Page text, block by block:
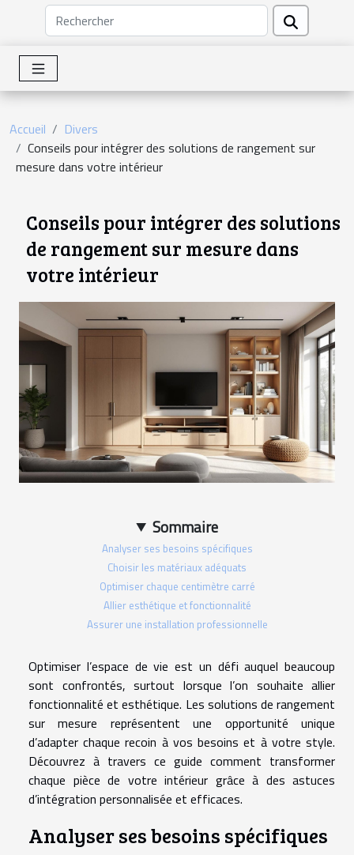
Accueil
Divers
Conseils pour intégrer des solutions de rangement sur
mesure dans votre intérieur
Conseils pour intégrer des solutions
de rangement sur mesure dans
votre intérieur
Sommaire
Analyser ses besoins spécifiques
Choisir les matériaux adéquats
Optimiser chaque centimètre carré
Allier esthétique et fonctionnalité
Assurer une installation professionnelle
Optimiser l’espace de vie est un défi auquel beaucoup
sont confrontés, surtout lorsque l’on souhaite allier
fonctionnalité et esthétique. Les solutions de rangement
sur mesure représentent une opportunité unique
d’adapter chaque recoin à vos besoins et à votre style.
Découvrez à travers ce guide comment transformer
chaque pièce de votre intérieur grâce à des astuces
d’intégration personnalisée et efficaces.
Analyser ses besoins spécifiques